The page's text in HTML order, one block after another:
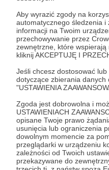
Aby wyrazić zgody na
automatycznego śledzenia
informacji na Twoim
przechowywanie przez
zewnętrzne, które wspierają
kliknij AKCEPTUJĘ I
Jeśli chcesz dostosować
dotyczące zbierania danych
"USTAWIENIA
Zgoda jest dobrowolna i
USTAWIENIACH
opisane Twoje prawo
usunięcia lub ograniczenia
dowolnym momencie za
przeglądarki w urządzeniu
zależności od Twoich
przekazywane do
* Zapoznałem się i
* Wyrażam zgodę na
osobowych podanych w
prawidłowego świadczenia
Wyrażam zgodę na